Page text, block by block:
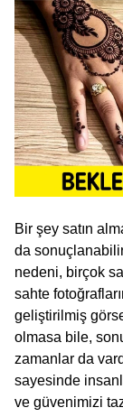
Bir şey satın
da
nedeni, birçok
sahte
geliştirilmiş
olmasa bile,
zamanlar da
sayesinde
ve güvenimizi